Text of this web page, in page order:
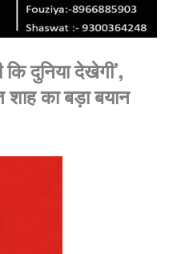
कि दुनिया देखेगी’,
का बड़ा बयान